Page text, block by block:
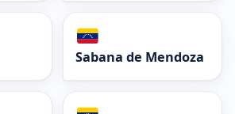
Sabana de Mendoza